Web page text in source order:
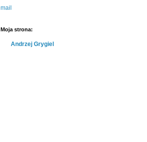
mail
Moja strona:
Andrzej Grygiel